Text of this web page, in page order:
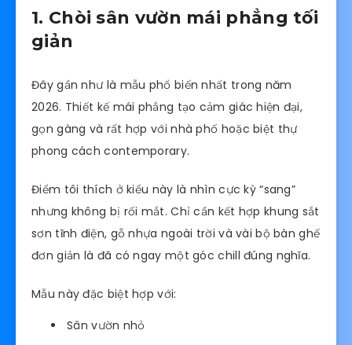
1. Chòi sân vườn mái phẳng tối
giản
Đây gần như là mẫu phổ biến nhất trong năm
2026. Thiết kế mái phẳng tạo cảm giác hiện đại,
gọn gàng và rất hợp với nhà phố hoặc biệt thự
phong cách contemporary.
Điểm tôi thích ở kiểu này là nhìn cực kỳ “sang”
nhưng không bị rối mắt. Chỉ cần kết hợp khung sắt
sơn tĩnh điện, gỗ nhựa ngoài trời và vài bộ bàn ghế
đơn giản là đã có ngay một góc chill đúng nghĩa.
Mẫu này đặc biệt hợp với:
Sân vườn nhỏ